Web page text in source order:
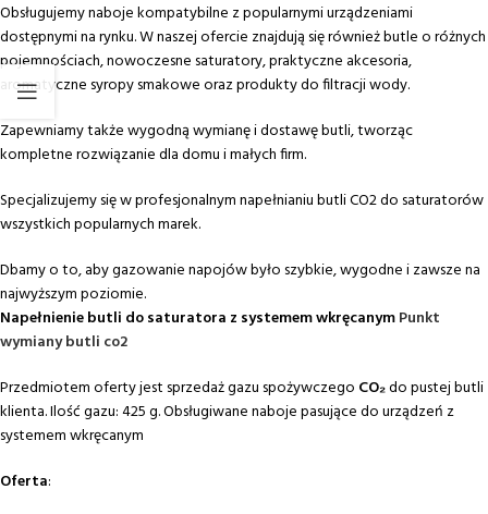
Obsługujemy naboje kompatybilne z popularnymi urządzeniami
dostępnymi na rynku. W naszej ofercie znajdują się również butle o różnych
pojemnościach, nowoczesne saturatory, praktyczne akcesoria,
aromatyczne syropy smakowe oraz produkty do filtracji wody.
Zapewniamy także wygodną wymianę i dostawę butli, tworząc
kompletne rozwiązanie dla domu i małych firm.
Specjalizujemy się w profesjonalnym napełnianiu butli CO2 do saturatorów
wszystkich popularnych marek.
Dbamy o to, aby gazowanie napojów było szybkie, wygodne i zawsze na
najwyższym poziomie.
Napełnienie butli do saturatora z systemem wkręcanymPunkt
wymiany butli co2
Przedmiotem oferty jest sprzedaż gazu spożywczego CO₂do pustej butli
klienta. Ilość gazu: 425 g. Obsługiwane naboje pasujące do urządzeń z
systemem wkręcanym
Oferta: